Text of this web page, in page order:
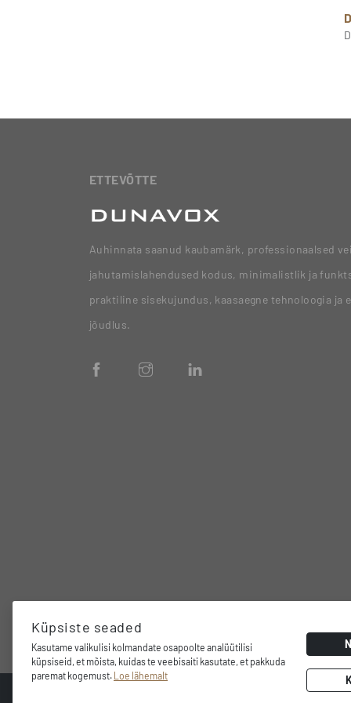
ETTEVÕTTE
Auhinnata saanud kaubamärk, professionaalsed
jahutamislahendused kodus, minimalistlik ja
praktiline sisekujundus, kaasaegne tehnoloogia ja
jõudlus.
Küpsiste seaded
Kasutame valikulisi kolmandate osapoolte analüütilisi
küpsiseid, et mõista, kuidas te veebisaiti kasutate, et pakkuda
paremat kogemust.
Loe lähemalt